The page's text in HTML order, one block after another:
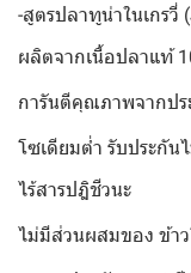
-สูตรปลาทูน่าในเกรวี่
ผลิตจากเนื้อปลาแท้
การันตีคุณภาพจากป
โซเดียมต่ำ รับประกัน
ไร้สารปฎิชีวนะ
ไม่มีส่วนผสมของ ข้า